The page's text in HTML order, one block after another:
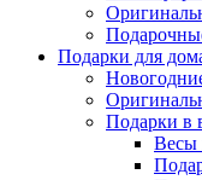
Подарки для
Подарки в
Весы